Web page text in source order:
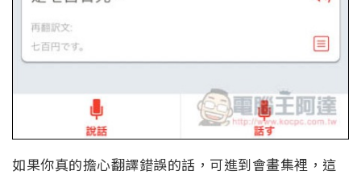
如果你真的擔心翻譯錯誤的話，可進到會畫集裡，這